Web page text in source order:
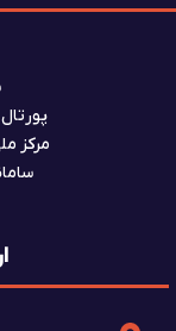
مرکز